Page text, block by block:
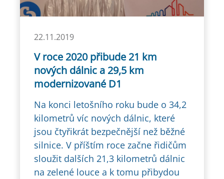
22.11.2019
V roce 2020 přibude 21 km
nových dálnic a 29,5 km
modernizované D1
Na konci letošního roku bude o 34,2
kilometrů víc nových dálnic, které
jsou čtyřikrát bezpečnější než běžné
silnice. V příštím roce začne řidičům
sloužit dalších 21,3 kilometrů dálnic
na zelené louce a k tomu přibydou